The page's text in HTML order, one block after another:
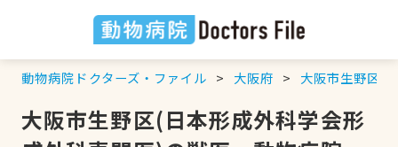
動物病院ドクターズ・ファイル 大阪府 大阪市生野区
大阪市生野区(日本形成外科学会形